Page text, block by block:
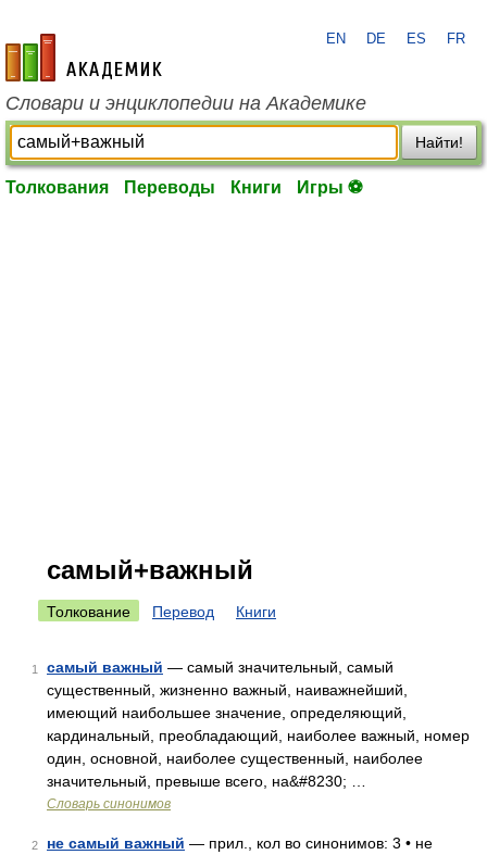
academic.ru
EN DE ES FR
Словари и энциклопедии на Академике
Найти!
Толкования Переводы Книги Игры ⚽
самый+важный
Толкование Перевод Книги
1 самый важный — самый значительный, самый
существенный, жизненно важный, наиважнейший,
имеющий наибольшее значение, определяющий,
кардинальный, преобладающий, наиболее важный, номер
один, основной, наиболее существенный, наиболее
значительный, превыше всего, на&#8230; …
Словарь синонимов
2 не самый важный — прил., кол во синонимов: 3 • не